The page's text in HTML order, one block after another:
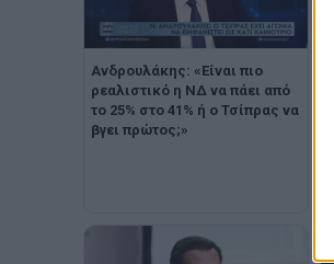
Ανδρουλάκης: «Είναι πιο
ρεαλιστικό η ΝΔ να πάει από
το 25% στο 41% ή ο Τσίπρας να
βγει πρώτος;»